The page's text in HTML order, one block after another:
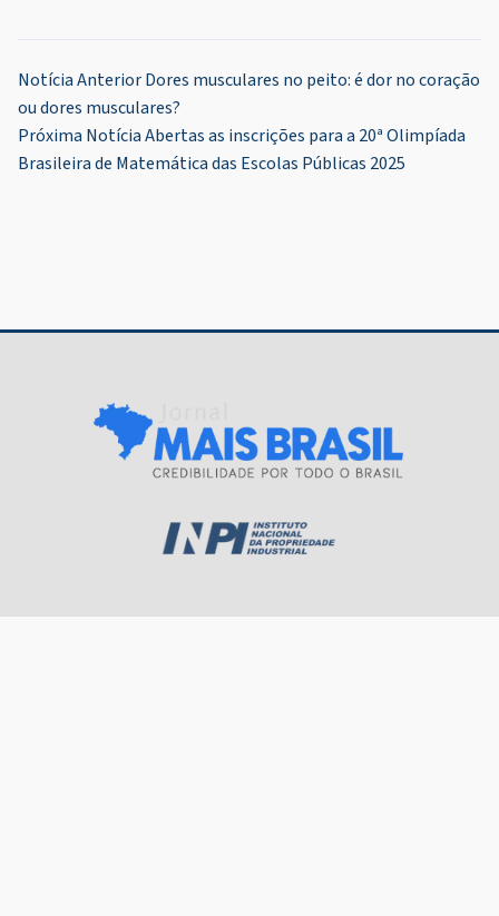
Navegação
de
Post
Notícia AnteriorDores musculares no peito: é dor no coração
ou dores musculares?
Próxima NotíciaAbertas as inscrições para a 20ª Olimpíada
Brasileira de Matemática das Escolas Públicas 2025